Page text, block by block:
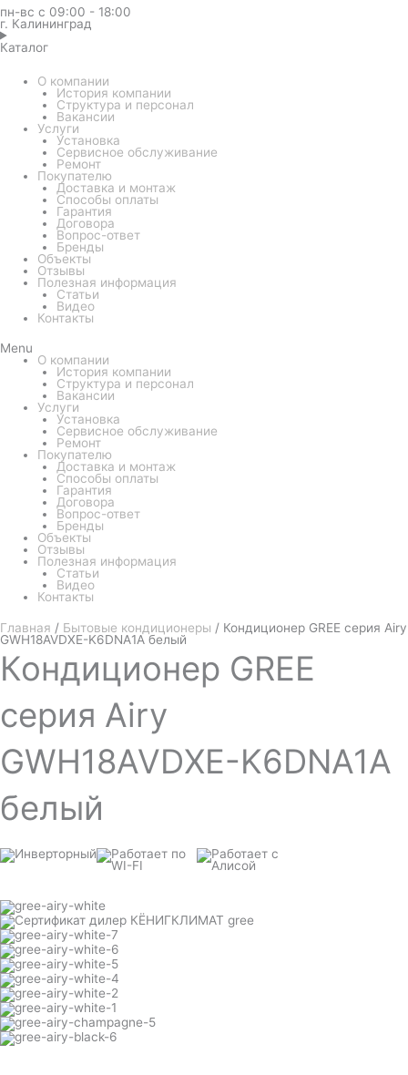
пн-вс с 09:00 - 18:00
г. Калининград
Каталог
О компании
История компании
Структура и персонал
Вакансии
Услуги
Установка
Сервисное обслуживание
Ремонт
Покупателю
Доставка и монтаж
Способы оплаты
Гарантия
Договора
Вопрос-ответ
Бренды
Объекты
Отзывы
Полезная информация
Статьи
Видео
Контакты
Menu
О компании
История компании
Структура и персонал
Вакансии
Услуги
Установка
Сервисное обслуживание
Ремонт
Покупателю
Доставка и монтаж
Способы оплаты
Гарантия
Договора
Вопрос-ответ
Бренды
Объекты
Отзывы
Полезная информация
Статьи
Видео
Контакты
Главная / Бытовые кондиционеры / Кондиционер GREE серия Airy
GWH18AVDXE-K6DNA1A белый
Кондиционер GREE
серия Airy
GWH18AVDXE-K6DNA1A
белый